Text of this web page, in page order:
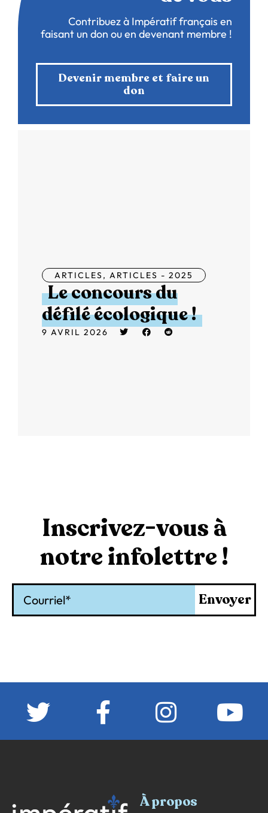
Contribuez à Impératif français en
faisant un don ou en devenant membre !
Devenir membre et faire un
don
ARTICLES, ARTICLES - 2025
Le concours du
défilé écologique !
9 AVRIL 2026
Inscrivez-vous à
notre infolettre !
Envoyer
À propos